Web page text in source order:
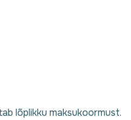
lõplikku maksukoormust.